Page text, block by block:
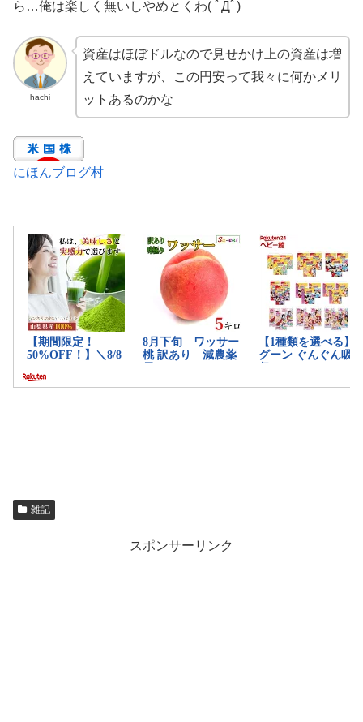
ら…俺は楽しく無いしやめとくわ( ﾟДﾟ)
hachi
資産はほぼドルなので見せかけ上の資産は増
えていますが、この円安って我々に何かメリ
ットあるのかな
にほんブログ村
雑記
スポンサーリンク